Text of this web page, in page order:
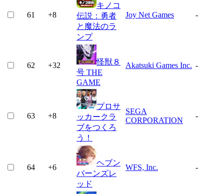
61 +8
キノコ
伝説：勇者
と魔法のラ
ンプ
Joy Net Games -
62 +32
怪獣８
号 THE
GAME
Akatsuki Games Inc. -
63 +8
プロサ
ッカークラ
ブをつくろ
う！
SEGA
CORPORATION
-
64 +6
ヘブン
バーンズレ
ッド
WFS, Inc. -